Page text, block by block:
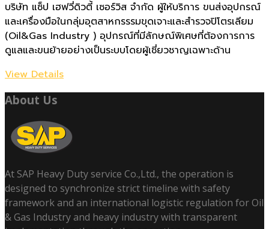
บริษัท แซ็ป เฮฟวี่ดิวตี้ เซอร์วิส จำกัด ผู้ให้บริการ ขนส่งอุปกรณ์
และเครื่องมือในกลุ่มอุตสาหกรรรมขุดเจาะและสำรวจปิโตรเลียม
(Oil&Gas Industry ) อุปกรณ์ที่มีลักษณ์พิเศษที่ต้องการการ
ดูแลและขนย้ายอย่างเป็นระบบโดยผู้เชี่ยวชาญเฉพาะด้าน
View Details
About Us
At SAP Heavy Duty service Co.,Ltd., the operation is
designed to synchronize strict timeline with safety
framework and an international logistic regulation for Oil
& Gas Industry and heavy industry with transparent